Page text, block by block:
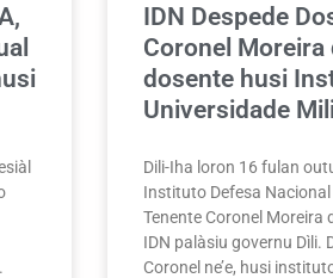
IDN Despede
Coronel Moreira
dosente husi
Universidade
Dili-Iha loron 16 fulan
Instituto Defesa Nacional
Tenente Coronel Moreira
IDN palàsiu governu Dìli.
Coronel ne’e, husi